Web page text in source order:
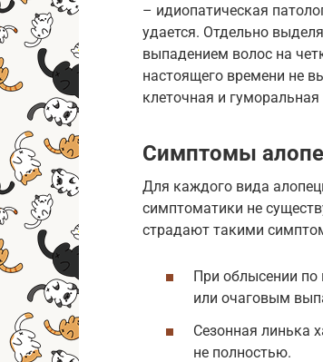
– идиопатическая
удается. Отдельно
выпадением волос на
настоящего времени не
клеточная и
Симптомы
Для каждого вида
симптоматики не
страдают такими
При облысении по
или очаговым
Сезонная линька
не полностью.